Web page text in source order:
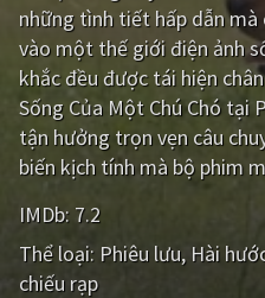
QUỐC GIA
Âu - Mỹ
Hàn Quốc
Ấn Độ
Tổng hợp
CẬP NHẬT
những tình tiết hấp dẫn
vào một thế giới điện ảnh
khắc đều được tái hiện
Sống Của Một Chú Chó tại
tận hưởng trọn vẹn câu
biến kịch tính mà bộ phim
IMDb: 7.2
Thể loại: Phiêu lưu Hài
chiếu rạp